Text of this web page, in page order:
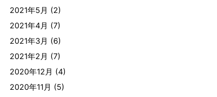
2021年5月 (2)
2021年4月 (7)
2021年3月 (6)
2021年2月 (7)
2020年12月 (4)
2020年11月 (5)